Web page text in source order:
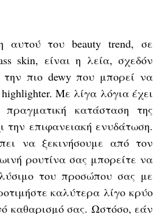
αυτού του beauty trend, σε
skin, είναι η λεία, σχεδόν
πιο dewy που μπορεί να
Με λίγα λόγια έχει
κατάσταση της
την επιφανειακή ενυδάτωση.
να ξεκινήσουμε από τον
ρουτίνα σας μπορείτε να
του προσώπου σας με
καλύτερα λίγο κρύο
καθαρισμό σας. Ωστόσο, εάν